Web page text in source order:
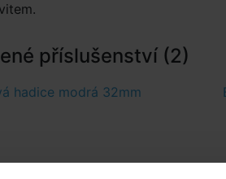
příslušenství (2)
hadice modrá 32mm